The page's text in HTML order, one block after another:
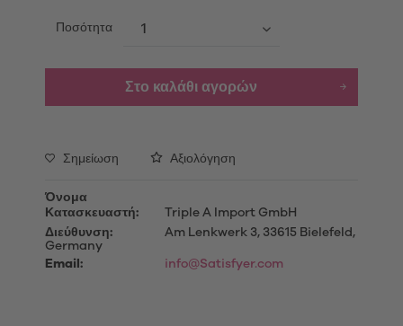
Ποσότητα
Στο καλάθι αγορών
Σημείωση Αξιολόγηση
Όνομα
Κατασκευαστή:
Triple A Import GmbH
Διεύθυνση:
Am Lenkwerk 3, 33615 Bielefeld,
Germany
Email:
info@Satisfyer.com